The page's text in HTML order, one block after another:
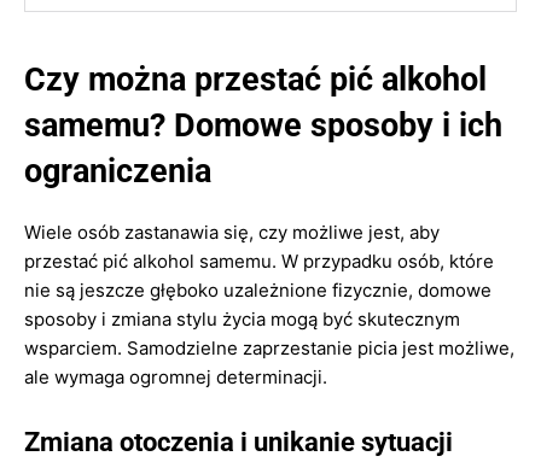
Czy można przestać pić alkohol
samemu? Domowe sposoby i ich
ograniczenia
Wiele osób zastanawia się, czy możliwe jest, aby
przestać pić alkohol samemu. W przypadku osób, które
nie są jeszcze głęboko uzależnione fizycznie, domowe
sposoby i zmiana stylu życia mogą być skutecznym
wsparciem. Samodzielne zaprzestanie picia jest możliwe,
ale wymaga ogromnej determinacji.
Zmiana otoczenia i unikanie sytuacji